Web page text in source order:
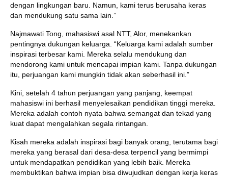
dengan lingkungan baru. Namun, kami terus berusaha keras
dan mendukung satu sama lain.”
Najmawati Tong, mahasiswi asal NTT, Alor, menekankan
pentingnya dukungan keluarga. “Keluarga kami adalah sumber
inspirasi terbesar kami. Mereka selalu mendukung dan
mendorong kami untuk mencapai impian kami. Tanpa dukungan
itu, perjuangan kami mungkin tidak akan seberhasil ini.”
Kini, setelah 4 tahun perjuangan yang panjang, keempat
mahasiswi ini berhasil menyelesaikan pendidikan tinggi mereka.
Mereka adalah contoh nyata bahwa semangat dan tekad yang
kuat dapat mengalahkan segala rintangan.
Kisah mereka adalah inspirasi bagi banyak orang, terutama bagi
mereka yang berasal dari desa-desa terpencil yang bermimpi
untuk mendapatkan pendidikan yang lebih baik. Mereka
membuktikan bahwa impian bisa diwujudkan dengan kerja keras